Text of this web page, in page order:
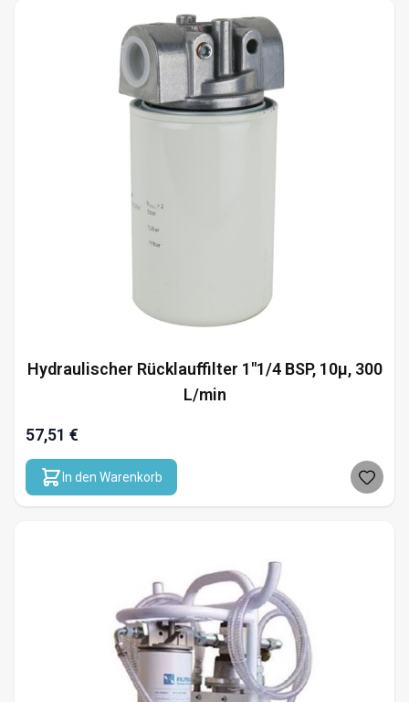
Hydraulischer Rücklauffilter 1"1/4 BSP, 10µ, 300
L/min
57,51 €
In den Warenkorb